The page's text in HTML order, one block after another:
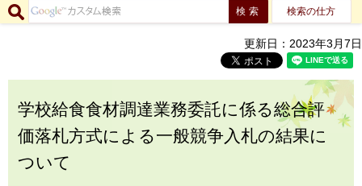
検索の仕方
更新日：2023年3月7日
学校給食食材調達業務委託に係る総合評
価落札方式による一般競争入札の結果に
ついて